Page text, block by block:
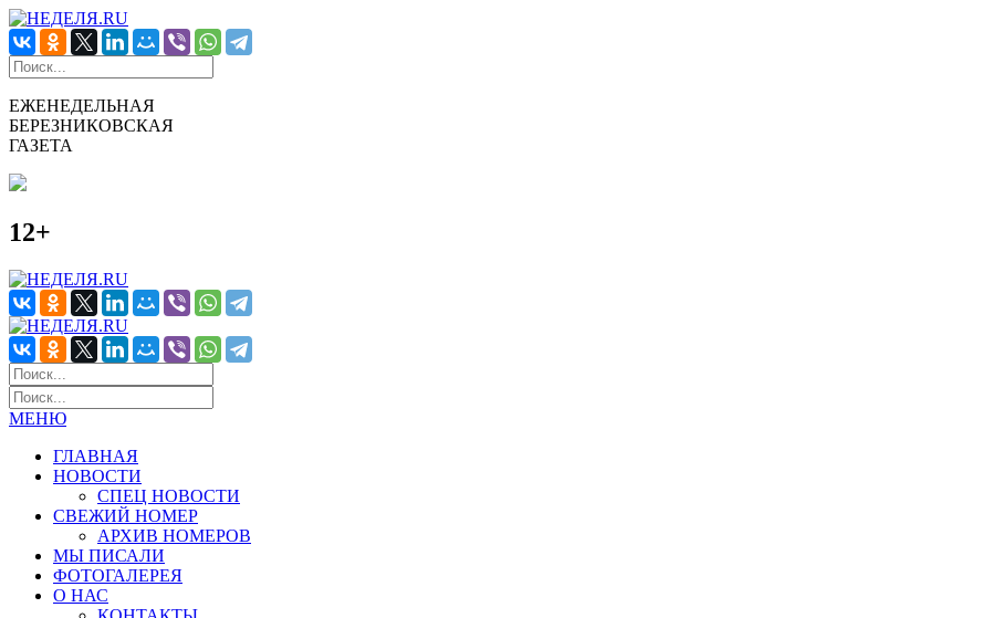
ЕЖЕНЕДЕЛЬНАЯ
БЕРЕЗНИКОВСКАЯ
ГАЗЕТА
12+
МЕНЮ
ГЛАВНАЯ
НОВОСТИ
СПЕЦ НОВОСТИ
СВЕЖИЙ НОМЕР
АРХИВ НОМЕРОВ
МЫ ПИСАЛИ
ФОТОГАЛЕРЕЯ
О НАС